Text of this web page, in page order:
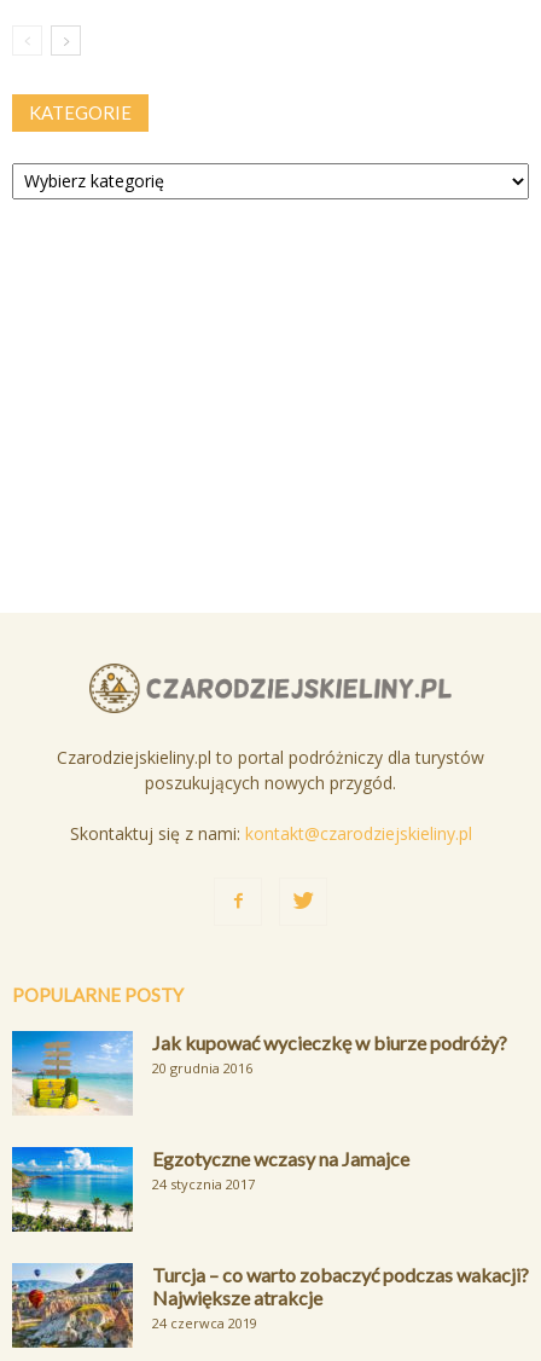
KATEGORIE
Kategorie
Czarodziejskieliny.pl to portal podróżniczy dla turystów
poszukujących nowych przygód.
Skontaktuj się z nami: kontakt@czarodziejskieliny.pl
POPULARNE POSTY
Jak kupować wycieczkę w biurze podróży?
20 grudnia 2016
Egzotyczne wczasy na Jamajce
24 stycznia 2017
Turcja – co warto zobaczyć podczas wakacji?
Największe atrakcje
24 czerwca 2019